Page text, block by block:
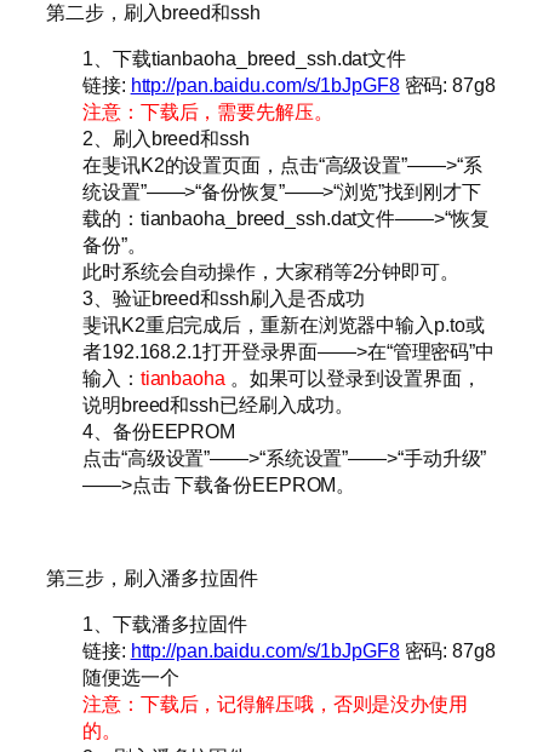
第二步，刷入breed和ssh
1、下载tianbaoha_breed_ssh.dat文件
链接: http://pan.baidu.com/s/1bJpGF8密码: 87g8
注意：下载后，需要先解压。
2、刷入breed和ssh
在斐讯K2的设置页面，点击“高级设置”——>“系
统设置”——>“备份恢复”——>“浏览”找到刚才下
载的：tianbaoha_breed_ssh.dat文件——>“恢复
备份”。
此时系统会自动操作，大家稍等2分钟即可。
3、验证breed和ssh刷入是否成功
斐讯K2重启完成后，重新在浏览器中输入p.to或
者192.168.2.1打开登录界面——>在“管理密码”中
输入： tianbaoha 。如果可以登录到设置界面，
说明breed和ssh已经刷入成功。
4、备份EEPROM
点击“高级设置”——>“系统设置”——>“手动升级”
——>点击 下载备份EEPROM。
第三步，刷入潘多拉固件
1、下载潘多拉固件
链接: http://pan.baidu.com/s/1bJpGF8密码: 87g8
随便选一个
注意：下载后，记得解压哦，否则是没办使用
的。